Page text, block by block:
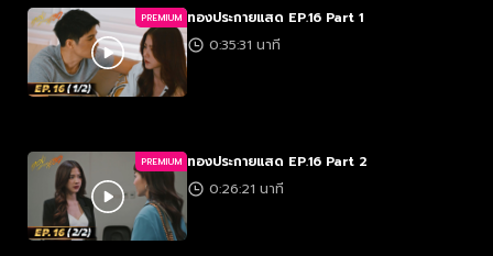
PREMIUM ทองประกายแสด EP.16 Part 1
0:35:31 นาที
PREMIUM ทองประกายแสด EP.16 Part 2
0:26:21 นาที